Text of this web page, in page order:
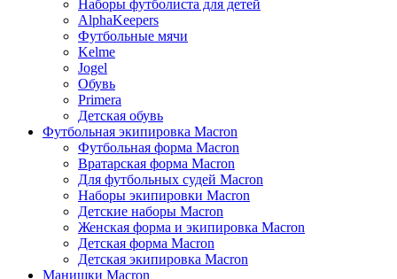
Наборы футболиста для детей
AlphaKeepers
Футбольные мячи
Kelme
Jogel
Обувь
Primera
Детская обувь
Футбольная экипировка Macron
Футбольная форма Macron
Вратарская форма Macron
Для футбольных судей Macron
Наборы экипировки Macron
Детские наборы Macron
Женская форма и экипировка Macron
Детская форма Macron
Детская экипировка Macron
Манишки Macron